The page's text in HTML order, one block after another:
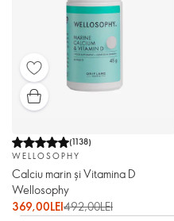
(1138)
WELLOSOPHY
Calciu marin și Vitamina D
Wellosophy
369,00LEI492,00LEI